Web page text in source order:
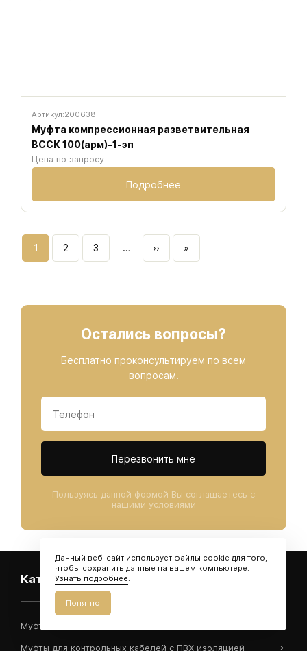
Артикул:200638
Муфта компрессионная разветвительная
ВССК 100(арм)-1-эп
Цена по запросу
Подробнее
Нумерация
страниц
Страница
1
Страница
2
Страница
3 … ›› »
Остались вопросы?
Бесплатно проконсультируем по всем
вопросам.
Данные
Перезвонить мне
Пользуясь данной формой Вы соглашаетесь с
нашими условиями
Каталог
Муфты для силовых кабелей
Муфты для контрольных кабелей с ПВХ изоляцией
Данный веб-сайт использует файлы cookie для того,
чтобы сохранить данные на вашем компьютере.
Узнать подробнее.
Понятно